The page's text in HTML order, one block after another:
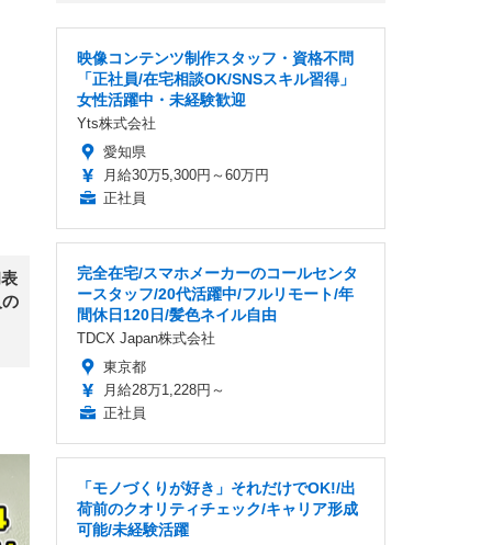
映像コンテンツ制作スタッフ・資格不問
「正社員/在宅相談OK/SNSスキル習得」
女性活躍中・未経験歓迎
Yts株式会社
愛知県
月給30万5,300円～60万円
正社員
完全在宅/スマホメーカーのコールセンタ
ースタッフ/20代活躍中/フルリモート/年
間休日120日/髪色ネイル自由
TDCX Japan株式会社
東京都
月給28万1,228円～
正社員
「モノづくりが好き」それだけでOK!/出
荷前のクオリティチェック/キャリア形成
可能/未経験活躍